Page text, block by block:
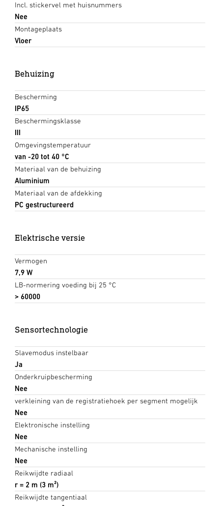
Incl. stickervel met huisnummers
Nee
Montageplaats
Vloer
Behuizing
Bescherming
IP65
Beschermingsklasse
III
Omgevingstemperatuur
van -20 tot 40 °C
Materiaal van de behuizing
Aluminium
Materiaal van de afdekking
PC gestructureerd
Elektrische versie
Vermogen
7,9 W
LB-normering voeding bij 25 °C
> 60000
Sensortechnologie
Slavemodus instelbaar
Ja
Onderkruipbescherming
Nee
verkleining van de registratiehoek per segment mogelijk
Nee
Elektronische instelling
Nee
Mechanische instelling
Nee
Reikwijdte radiaal
r = 2 m (3 m²)
Reikwijdte tangentiaal